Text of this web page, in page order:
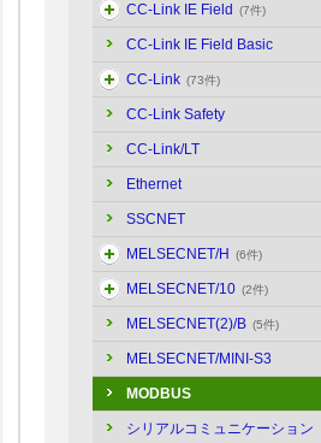
CC-Link IE Field (7件)
CC-Link IE Field Basic
CC-Link (73件)
CC-Link Safety
CC-Link/LT
Ethernet
SSCNET
MELSECNET/H (6件)
MELSECNET/10 (2件)
MELSECNET(2)/B (5件)
MELSECNET/MINI-S3
MODBUS
シリアルコミュニケーション